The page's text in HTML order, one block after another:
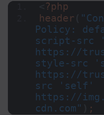
?php
header
Policy:
script-src
https://
style-src
https://
src 'self'
https://
cdn.com"
;